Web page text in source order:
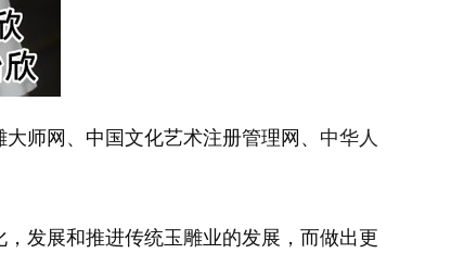
师网、中国文化艺术注册管理网、 中华人
发展和推进传统玉雕业的发展，而做出更